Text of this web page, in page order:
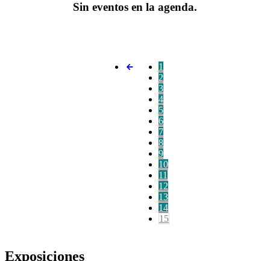
Sin eventos en la agenda.
1
2
3
4
5
6
7
8
9
10
11
12
13
14
15
Exposiciones